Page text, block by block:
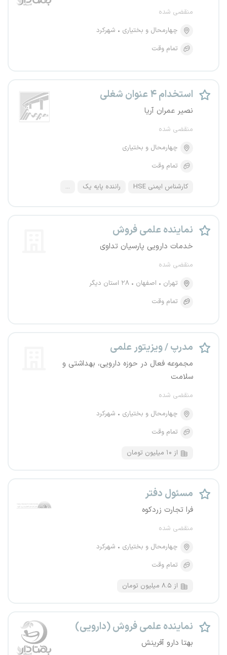
منقضی شده
چهارمحال و بختیاری
شهرکرد
تمام وقت
استخدام ۴ عنوان شغلی
نصیر عمران آریا
منقضی شده
چهارمحال و بختیاری
تمام وقت
کارشناس ایمنی HSE راننده پایه یک ...
نماینده علمی فروش
خدمات دارویی پارسیان تداوی
منقضی شده
تهران
اصفهان
۲۸ استان دیگر
تمام وقت
مدرپ / ویزیتور علمی
مجموعه فعال در حوزه دارویی، بهداشتی و
سلامت
منقضی شده
چهارمحال و بختیاری
شهرکرد
تمام وقت
از ۱۰ میلیون تومان
مسئول دفتر
فرا تجارت زردکوه
منقضی شده
چهارمحال و بختیاری
شهرکرد
تمام وقت
از ۸.۵ میلیون تومان
نماینده علمی فروش (دارویی)
بهتا دارو آفرینش